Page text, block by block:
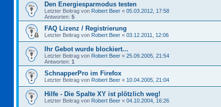
Den Energiesparmodus testen
Letzter Beitrag von Robert Beer « 05.03.2012, 17:58
Antworten: 5
FAQ Lizenz / Registrierung
Letzter Beitrag von Robert Beer « 03.12.2011, 12:06
Ihr Gebot wurde blockiert...
Letzter Beitrag von Robert Beer « 25.09.2005, 21:54
Antworten: 1
SchnapperPro im Firefox
Letzter Beitrag von Robert Beer « 10.04.2005, 21:04
Hilfe - Die Spalte XY ist plötzlich weg!
Letzter Beitrag von Robert Beer « 04.10.2004, 16:26